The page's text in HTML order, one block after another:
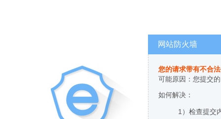
网站防火墙
您的请求带有不合
可能原因：您提交
如何解决：
1）检查提交